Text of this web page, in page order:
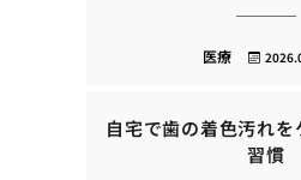
医療
自宅で歯の着色汚れ
習慣